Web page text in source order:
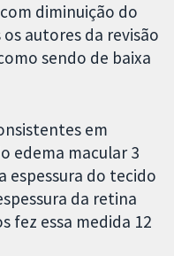
diminuição do
autores da revisão
sendo de baixa
em
edema macular 3
espessura do tecido
da retina
fez essa medida 12